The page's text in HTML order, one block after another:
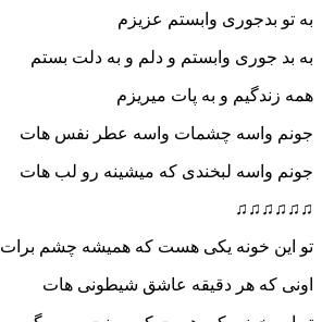
به تو بدجوری وابستم عزیزم
به بد جوری وابستم و دلم و به دلت بستم
همه زندگیم و به پات میریزم
جونم واسه چشمات واسه عطر نفس هات
جونم واسه لبخندی که میشینه رو لب هات
♫♫♫♫♫♫
تو این خونه یکی هست که همیشه چشم برات
اونی که هر دقیقه عاشق شیطونی هات